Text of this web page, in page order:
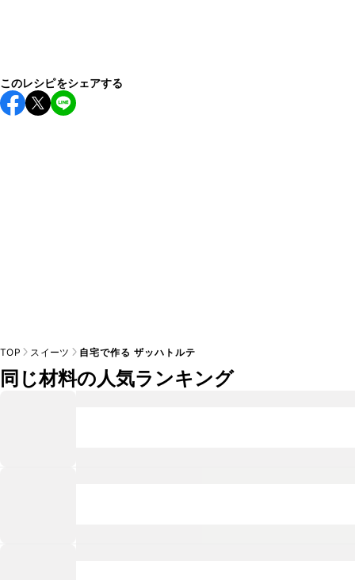
このレシピをシェアする
TOP スイーツ 自宅で作る ザッハトルテ
同じ材料の人気ランキング